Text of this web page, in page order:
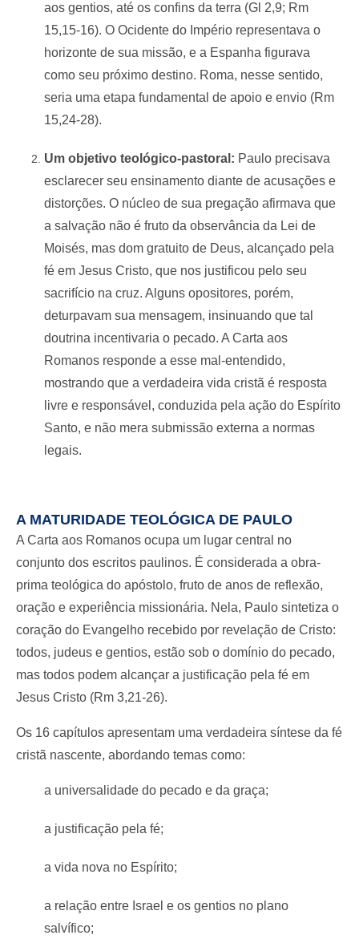
aos gentios, até os confins da terra (Gl 2,9; Rm
15,15-16). O Ocidente do Império representava o
horizonte de sua missão, e a Espanha figurava
como seu próximo destino. Roma, nesse sentido,
seria uma etapa fundamental de apoio e envio (Rm
15,24-28).
Um objetivo teológico-pastoral: Paulo precisava
esclarecer seu ensinamento diante de acusações e
distorções. O núcleo de sua pregação afirmava que
a salvação não é fruto da observância da Lei de
Moisés, mas dom gratuito de Deus, alcançado pela
fé em Jesus Cristo, que nos justificou pelo seu
sacrifício na cruz. Alguns opositores, porém,
deturpavam sua mensagem, insinuando que tal
doutrina incentivaria o pecado. A Carta aos
Romanos responde a esse mal-entendido,
mostrando que a verdadeira vida cristã é resposta
livre e responsável, conduzida pela ação do Espírito
Santo, e não mera submissão externa a normas
legais.
A MATURIDADE TEOLÓGICA DE PAULO
A Carta aos Romanos ocupa um lugar central no
conjunto dos escritos paulinos. É considerada a obra-
prima teológica do apóstolo, fruto de anos de reflexão,
oração e experiência missionária. Nela, Paulo sintetiza o
coração do Evangelho recebido por revelação de Cristo:
todos, judeus e gentios, estão sob o domínio do pecado,
mas todos podem alcançar a justificação pela fé em
Jesus Cristo (Rm 3,21-26).
Os 16 capítulos apresentam uma verdadeira síntese da fé
cristã nascente, abordando temas como:
a universalidade do pecado e da graça;
a justificação pela fé;
a vida nova no Espírito;
a relação entre Israel e os gentios no plano
salvífico;